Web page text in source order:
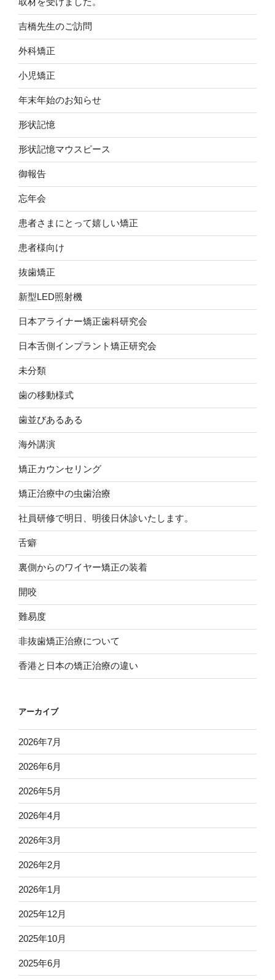
吉橋先生のご訪問
外科矯正
小児矯正
年末年始のお知らせ
形状記憶
形状記憶マウスピース
御報告
忘年会
患者さまにとって嬉しい矯正
患者様向け
抜歯矯正
新型LED照射機
日本アライナー矯正歯科研究会
日本舌側インプラント矯正研究会
未分類
歯の移動様式
歯並びあるある
海外講演
矯正カウンセリング
矯正治療中の虫歯治療
社員研修で明日、明後日休診いたします。
舌癖
裏側からのワイヤー矯正の装着
開咬
難易度
非抜歯矯正治療について
香港と日本の矯正治療の違い
アーカイブ
2026年7月
2026年6月
2026年5月
2026年4月
2026年3月
2026年2月
2026年1月
2025年12月
2025年10月
2025年6月